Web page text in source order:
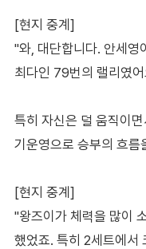
[현지 중계]
"와, 대단합니다. 안세영
최다인 79번의 랠리였
특히 자신은 덜 움직이
기운영으로 승부의 흐름
[현지 중계]
"왕즈이가 체력을 많이
했었죠. 특히 2세트에서